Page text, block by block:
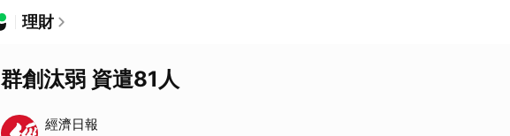
理財
群創汰弱 資遣81人
經濟日報